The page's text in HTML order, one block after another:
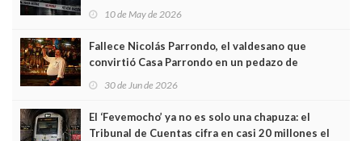
edificio y las cámaras captan sus últimos minutos
10 de May de 2026
Fallece Nicolás Parrondo, el valdesano que
convirtió Casa Parrondo en un pedazo de
Asturias en Madrid
30 de Jun de 2026
El ‘Fevemocho’ ya no es solo una chapuza: el
Tribunal de Cuentas cifra en casi 20 millones el